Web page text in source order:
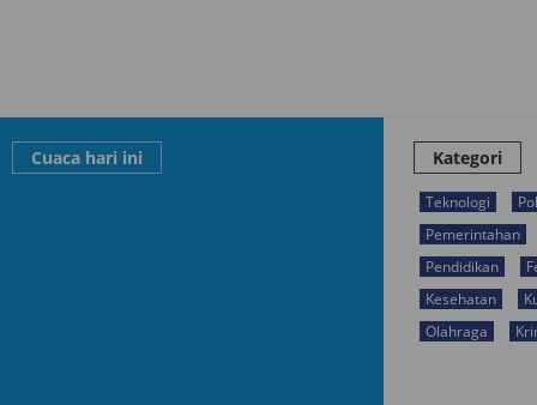
Cuaca hari ini Kategori
Teknologi
Pemerintahan
Pendidikan
Kesehatan
Olahraga